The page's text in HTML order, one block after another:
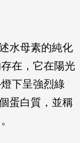
水母素的純化
在，它在陽光
下呈強烈綠
蛋白質，並稱